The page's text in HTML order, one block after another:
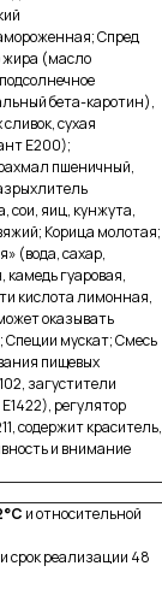
Спред
жира (масло
бета-каротин),
сухая
Е200);
пшеничный,
сои, яиц, кунжута,
Корица молотая;
(вода, сахар,
камедь гуаровая,
кислота лимонная,
оказывать
Специи мускат; Смесь
пищевых
загустители
регулятор
содержит краситель,
и внимание
и относительной
срок реализации 48